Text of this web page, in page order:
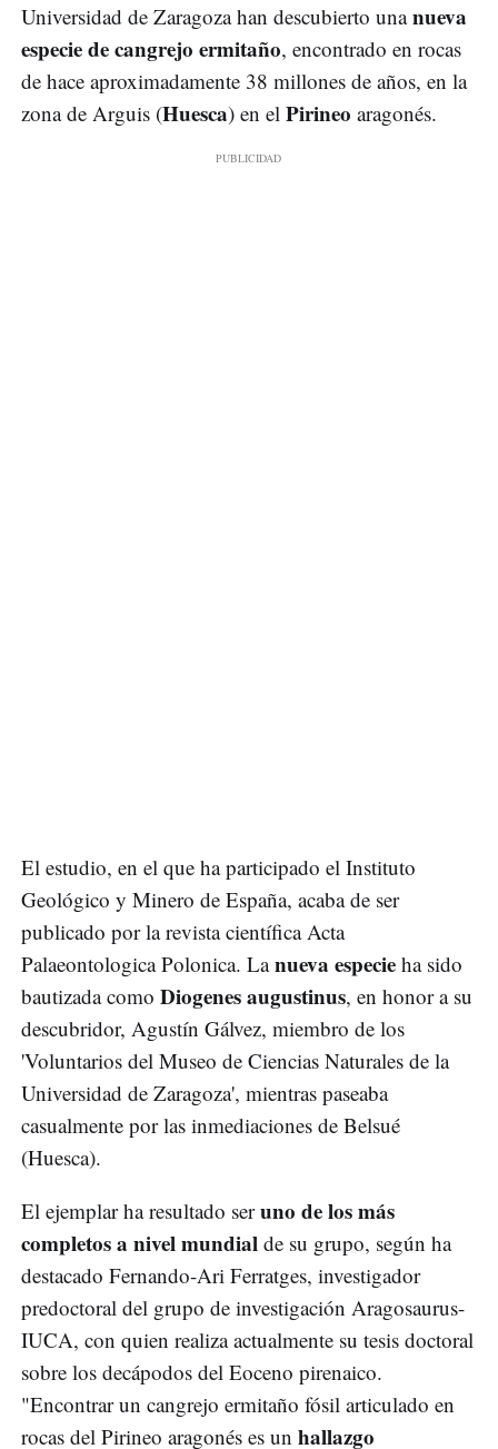
Universidad de Zaragoza han descubierto unanueva
especie de cangrejo ermitaño, encontrado en rocas
de hace aproximadamente 38 millones de años, en la
zona de Arguis (Huesca) en el Pirineo aragonés.
El estudio, en el que ha participado el Instituto
Geológico y Minero de España, acaba de ser
publicado por la revista científica Acta
Palaeontologica Polonica. Lanueva especie ha sido
bautizada como Diogenes augustinus, en honor a su
descubridor, Agustín Gálvez, miembro de los
'Voluntarios del Museo de Ciencias Naturales de la
Universidad de Zaragoza', mientras paseaba
casualmente por las inmediaciones de Belsué
(Huesca).
El ejemplar ha resultado seruno de los más
completos a nivel mundial de su grupo, según ha
destacado Fernando-Ari Ferratges, investigador
predoctoral del grupo de investigación Aragosaurus-
IUCA, con quien realiza actualmente su tesis doctoral
sobre los decápodos del Eoceno pirenaico.
"Encontrar un cangrejo ermitaño fósil articulado en
rocas del Pirineo aragonés es un hallazgo